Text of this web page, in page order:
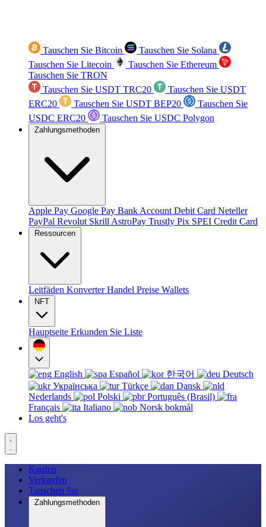
Tauschen Sie Bitcoin
Tauschen Sie Solana
Tauschen Sie Litecoin
Tauschen Sie Ethereum
Tauschen Sie TRON
Tauschen Sie USDT TRC20
Tauschen Sie USDT
ERC20
Tauschen Sie USDT BEP20
Tauschen Sie
USDC ERC20
Tauschen Sie USDC Polygon
Zahlungsmethoden
Apple Pay Google Pay Bank Account Debit Card Neteller
PayPal Revolut Skrill AstroPay Trustly Pix SPEI Credit Card
Ressourcen
Leitfäden KonverterHandel Preise Wallets
NFT
Hauptseite Erkunden Sie Liste
English Español 한국어
Deutsch
Українська
Türkçe
Dansk
Nederlands
Polski
Português (Brasil)
Français
Italiano
Norsk bokmål
Los geht's
Kaufen
Verkaufen
Tauschen Sie
Zahlungsmethoden